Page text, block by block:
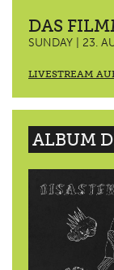
DAS
SUNDAY | 23.
LIVESTREAM
ALBUM